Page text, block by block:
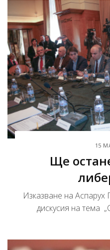
15
Ще
Изказване на
дискусия на тема